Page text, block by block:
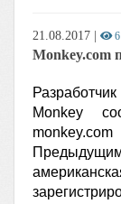
21.08.2017
Monkey.com
Monkey